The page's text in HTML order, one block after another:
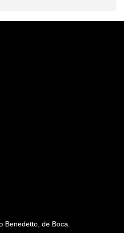
Benedetto, de Boca.